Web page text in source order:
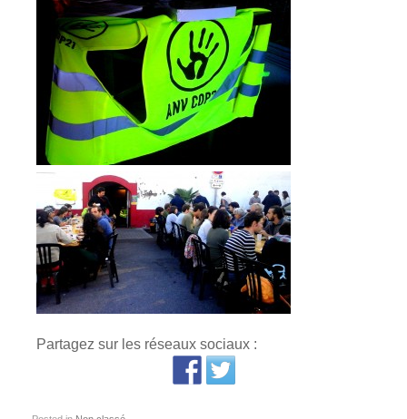
Partagez sur les réseaux sociaux :